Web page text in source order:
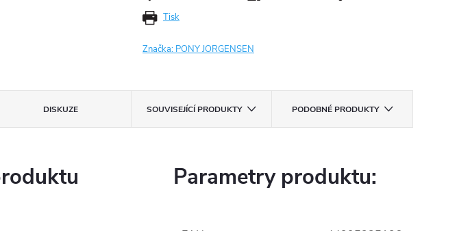
Tisk
Značka: PONY JORGENSEN
DISKUZE SOUVISEJÍCÍ PRODUKTY PODOBNÉ PRODUKTY
Parametry produktu: